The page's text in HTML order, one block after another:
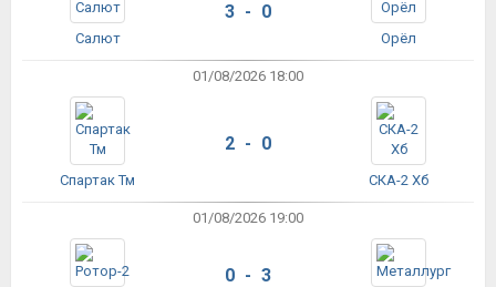
Салют
3 - 0
Орёл
01/08/2026 18:00
Спартак Тм
2 - 0
СКА-2 Хб
01/08/2026 19:00
0 - 3